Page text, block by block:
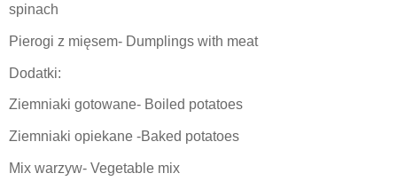
spinach
Pierogi z mięsem- Dumplings with meat
Dodatki:
Ziemniaki gotowane- Boiled potatoes
Ziemniaki opiekane -Baked potatoes
Mix warzyw- Vegetable mix